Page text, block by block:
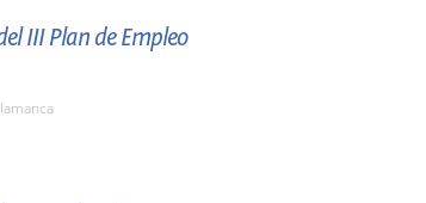
III Plan de Empleo